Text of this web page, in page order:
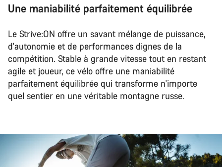
Une maniabilité parfaitement équilibrée
Le Strive:ON offre un savant mélange de puissance,
d'autonomie et de performances dignes de la
compétition. Stable à grande vitesse tout en restant
agile et joueur, ce vélo offre une maniabilité
parfaitement équilibrée qui transforme n'importe
quel sentier en une véritable montagne russe.